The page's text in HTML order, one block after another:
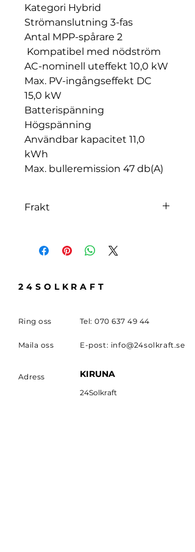
Kategori Hybrid
Strömanslutning 3-fas
Antal MPP-spårare 2
Kompatibel med nödström
AC-nominell uteffekt 10,0 kW
Max. PV-ingångseffekt DC
15,0 kW
Batterispänning
Högspänning
Användbar kapacitet 11,0
kWh
Max. bulleremission 47 db(A)
Frakt
baseras på totalpris av er
beställning. Fraktfri leverans vid
24SOLKRAFT
Ring oss Tel:070 637 49 44
Maila oss E-post: info@24solkraft.se
Adress KIRUNA
24Solkraft